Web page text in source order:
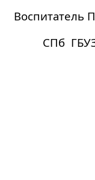
Воспитатель
СПб